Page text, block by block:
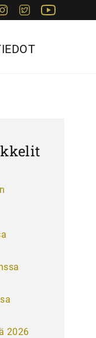
Instagram
Twitter
2026